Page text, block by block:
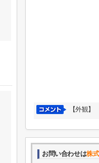
【外観】
お問い合わせは株